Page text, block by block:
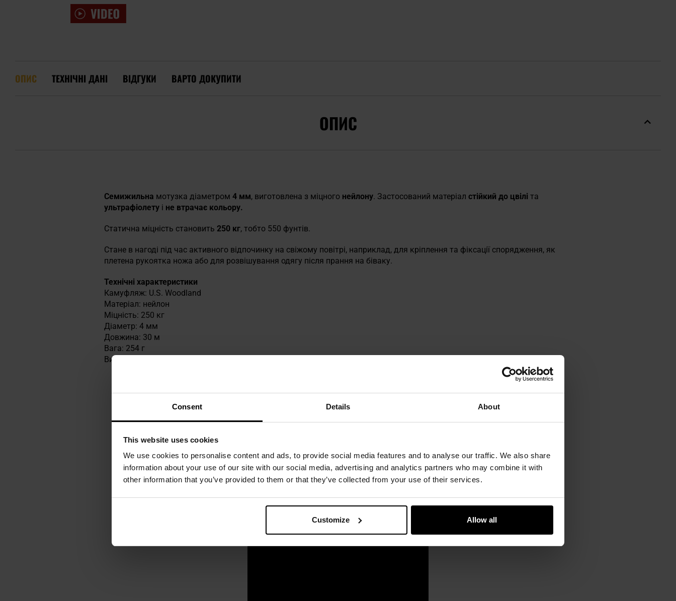
Consent Details About
This website uses cookies
We use cookies to personalise content and ads, to provide social media features and to analyse our traffic. We also share
information about your use of our site with our social media, advertising and analytics partners who may combine it with
other information that you’ve provided to them or that they’ve collected from your use of their services.
Customize Allow all
ОПИС ТЕХНІЧНІ ДАНІ ВІДГУКИ ВАРТО ДОКУПИТИ
ОПИС
Семижильна мотузка діаметром 4 мм, виготовлена з міцного нейлону. Застосований матеріал стійкий до цвілі та
ультрафіолету і не втрачає кольору.
Статична міцність становить 250 кг, тобто 550 фунтів.
Стане в нагоді під час активного відпочинку на свіжому повітрі, наприклад, для кріплення та фіксації спорядження, як
плетена рукоятка ножа або для розвішування одягу після прання на біваку.
Технічні характеристики
Камуфляж: U.S. Woodland
Матеріал: нейлон
Міцність: 250 кг
Діаметр: 4 мм
Довжина: 30 м
Вага: 254 г
Виробник: